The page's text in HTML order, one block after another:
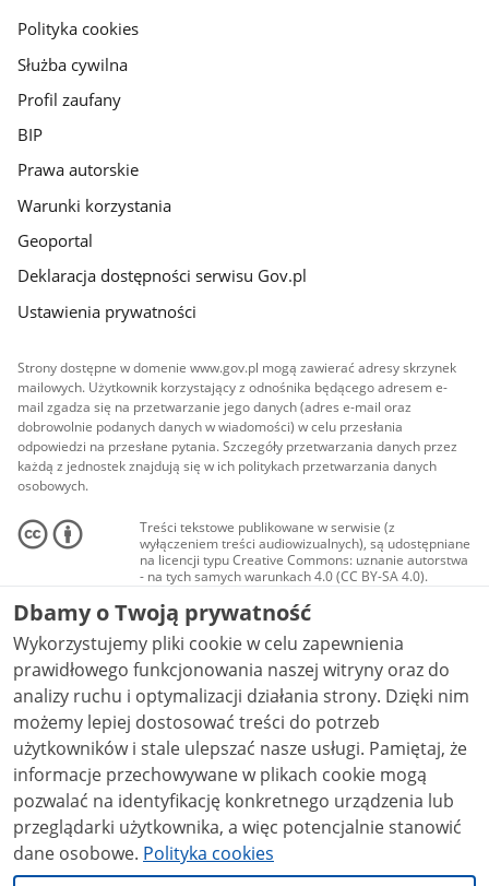
gov.pl
Polityka cookies
Służba cywilna
Profil zaufany
BIP
Prawa autorskie
Warunki korzystania
Geoportal
Deklaracja dostępności serwisu Gov.pl
Ustawienia prywatności
Strony dostępne w domenie www.gov.pl mogą zawierać adresy skrzynek
mailowych. Użytkownik korzystający z odnośnika będącego adresem e-
mail zgadza się na przetwarzanie jego danych (adres e-mail oraz
dobrowolnie podanych danych w wiadomości) w celu przesłania
odpowiedzi na przesłane pytania. Szczegóły przetwarzania danych przez
każdą z jednostek znajdują się w ich politykach przetwarzania danych
osobowych.
Treści tekstowe publikowane w serwisie (z
wyłączeniem treści audiowizualnych), są udostępniane
na licencji typu Creative Commons: uznanie autorstwa
- na tych samych warunkach 4.0 (CC BY-SA 4.0).
Materiały audiowizualne, w tym zdjęcia, materiały
audio i wideo, są udostępniane na licencji typu
Creative Commons: uznanie autorstwa użycie
niekomercyjne - bez utworów zależnych 4.0 (CC BY-
NC-ND 4.0), o ile nie jest to stwierdzone inaczej.
Dbamy o Twoją prywatność
Wykorzystujemy pliki cookie w celu zapewnienia
prawidłowego funkcjonowania naszej witryny oraz do
analizy ruchu i optymalizacji działania strony. Dzięki nim
możemy lepiej dostosować treści do potrzeb
użytkowników i stale ulepszać nasze usługi. Pamiętaj, że
informacje przechowywane w plikach cookie mogą
pozwalać na identyfikację konkretnego urządzenia lub
przeglądarki użytkownika, a więc potencjalnie stanowić
dane osobowe. Polityka cookies